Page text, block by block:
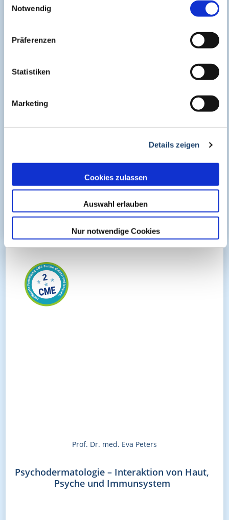
Notwendig
Präferenzen
Statistiken
Marketing
Details zeigen
Cookies zulassen
Auswahl erlauben
Nur notwendige Cookies
Wege zur Remission: Neue
Behandlungskonzepte bei entzündlichen Typ-2-
Verfügbar bis: 7 März 2027
Bayerische Landesärztekammer
Kostenfrei
Prof. Dr. med. Eva Peters
Psychodermatologie – Interaktion von Haut,
Psyche und Immunsystem